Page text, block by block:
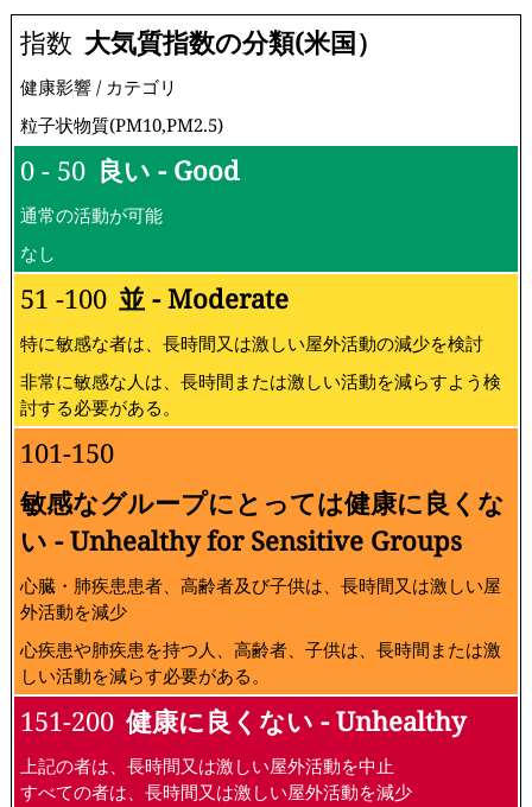
指数 大気質指数の分類(米国）
健康影響 / カテゴリ
粒子状物質(PM10,PM2.5)
0 - 50 良い - Good
通常の活動が可能
なし
51 -100 並 - Moderate
特に敏感な者は、長時間又は激しい屋外活動の減少を検討
非常に敏感な人は、長時間または激しい活動を減らすよう検
討する必要がある。
101-150
敏感なグループにとっては健康に良くな
い - Unhealthy for Sensitive Groups
心臓・肺疾患患者、高齢者及び子供は、長時間又は激しい屋
外活動を減少
心疾患や肺疾患を持つ人、高齢者、子供は、長時間または激
しい活動を減らす必要がある。
151-200 健康に良くない - Unhealthy
上記の者は、長時間又は激しい屋外活動を中止
すべての者は、長時間又は激しい屋外活動を減少